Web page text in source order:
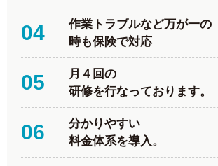
04
作業トラブルなど万が一の
時も保険で対応
05
月４回の
研修を行なっております。
06
分かりやすい
料金体系を導入。